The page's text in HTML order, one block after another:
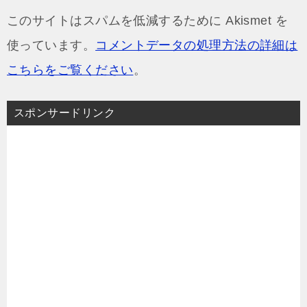
このサイトはスパムを低減するために Akismet を
使っています。 コメントデータの処理方法の詳細は
こちらをご覧ください 。
スポンサードリンク